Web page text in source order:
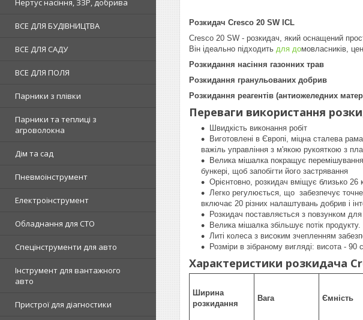
Нертус насіння, ЗЗР, добрива
ВСЕ ДЛЯ БУДІВНИЦТВА
ВСЕ ДЛЯ САДУ
ВСЕ ДЛЯ ПОЛЯ
Парники з плівки
Парники та теплиці з
агроволокна
Дім та сад
Пневмоінструмент
Електроінструмент
Обладнання для СТО
Спецінструменти для авто
Інструмент для вантажного
авто
Пристрої для діагностики
Розкидач Cresco 20 SW ICL
Cresco 20 SW - розкидач, який оснащений
Він ідеально підходить для домовласників,
Розкидання насіння газонних трав
Розкидання гранульованих добрив
Розкидання реагентів (антиожеледних
Переваги використання
Швидкість виконання робіт
Виготовлені в Європі, міцна сталева
важіль управління з м'якою рукояткою з
Велика мішалка покращує
бункері, щоб запобігти його застрявання
Орієнтовно, розкидач вміщує близько 26
Легко регулюється, що забезпечує
включає 20 різних налаштувань добрив і
Розкидач поставляється з повзунком
Велика мішалка збільшує потік продукту.
Литі колеса з високим зчепленням
Розміри в зібраному вигляді: висота -
Характеристики розкидача
Ширина
розкидання
Вага Ємність